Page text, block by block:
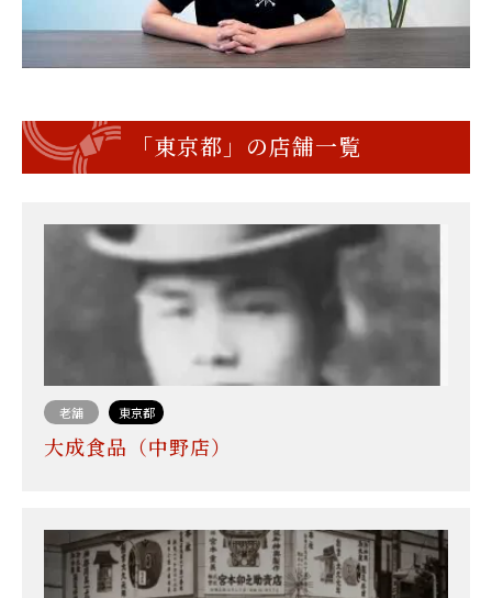
「東京都」の店舗一覧
老舗 東京都
大成食品（中野店）